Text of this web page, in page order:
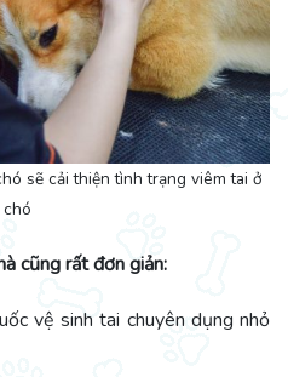
sẽ cải thiện tình trạng viêm tai ở
chó
cũng rất đơn giản:
vệ sinh tai chuyên dụng nhỏ